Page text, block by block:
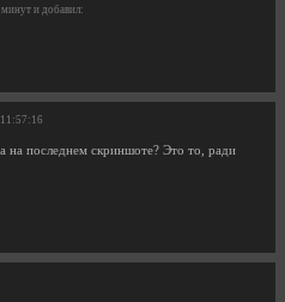
и добавил:
11:57:16
на последнем скриншоте? Это то, ради